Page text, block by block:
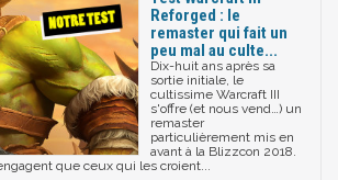
Reforged : le
remaster qui fait un
peu mal au culte...
Dix-huit ans après sa
sortie initiale, le
cultissime Warcraft III
s'offre (et nous vend…) un
remaster
particulièrement mis en
avant à la Blizzcon 2018.
que ceux qui les croient...